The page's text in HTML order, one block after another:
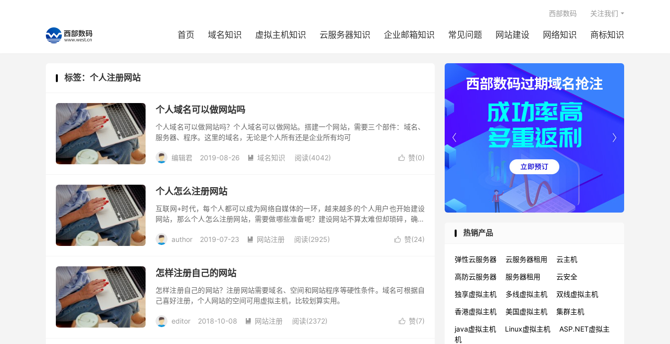
首页 域名知识 虚拟主机知识 云服务器知识 企业邮箱知识 常见问题 网站建设 网络知识 商标知识
西部数码 关注我们
标签：个人注册网站
个人域名可以做网站吗
个人域名可以做网站吗？个人域名可以做网站。搭建一个网站，需要三个部件：域名、
服务器、程序。这里的域名，无论是个人所有还是企业所有均可
编辑君 2019-08-26  域名知识 阅读(4042)  赞(0)
个人怎么注册网站
互联网+时代，每个人都可以成为网络自媒体的一环，越来越多的个人用户也开始建设
网站，那么个人怎么注册网站，需要做哪些准备呢？建设网站不算太难但却琐碎，确立
多域名已经被...
author 2019-07-23  网站注册 阅读(2925)  赞(24)
怎样注册自己的网站
怎样注册自己的网站？注册网站需要域名、空间和网站程序等硬性条件。域名可根据自
己喜好注册，个人网站的空间可用虚拟主机，比较划算实用。
editor 2018-10-08  网站注册 阅读(2372)  赞(7)


热销产品
弹性云服务器 云服务器租用 云主机
高防云服务器 服务器租用 云安全
独享虚拟主机 多线虚拟主机 双线虚拟主机
香港虚拟主机 美国虚拟主机 集群主机
java虚拟主机 Linux虚拟主机
ASP.NET虚拟主
机